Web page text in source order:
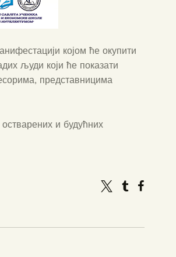
којом ће окупити
људи који ће показати
представницима
и будућних